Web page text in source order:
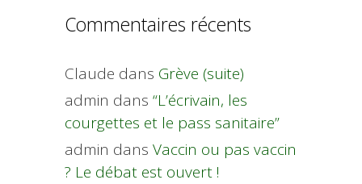
Commentaires récents
Claude dans Grève (suite)
admin dans “L’écrivain, les
courgettes et le pass sanitaire”
admin dans Vaccin ou pas vaccin
? Le débat est ouvert !